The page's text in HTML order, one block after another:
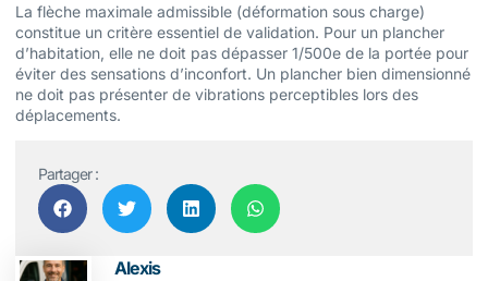
La flèche maximale admissible (déformation sous charge)
constitue un critère essentiel de validation. Pour un plancher
d’habitation, elle ne doit pas dépasser 1/500e de la portée pour
éviter des sensations d’inconfort. Un plancher bien dimensionné
ne doit pas présenter de vibrations perceptibles lors des
déplacements.
Partager :
Alexis